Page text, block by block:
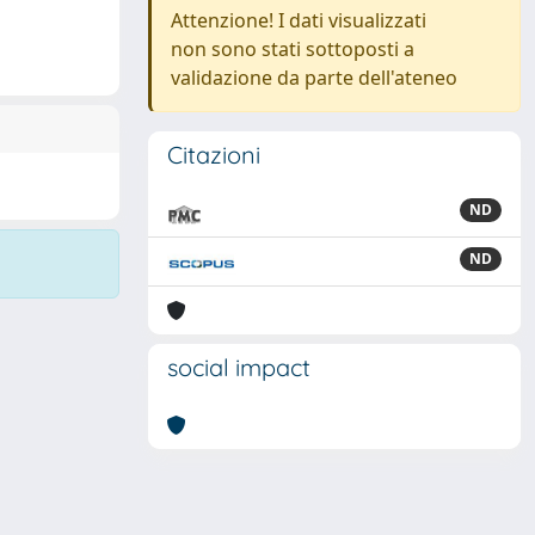
Attenzione! I dati visualizzati
non sono stati sottoposti a
validazione da parte dell'ateneo
Citazioni
ND
ND
social impact